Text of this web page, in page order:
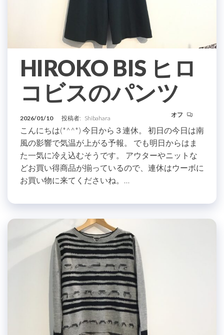
HIROKO BIS ヒロ
コビスのパンツ
2026/01/10 投稿者: Shibahara オフ
こんにちは(*^^*) 今日から３連休。 初日の今日は南
風の影響で気温が上がる予報。 でも明日からはま
た一気に冷え込むそうです。 アウターやニットな
どお買い得商品が揃っているので、連休はウーボに
お買い物に来てくださいね。…